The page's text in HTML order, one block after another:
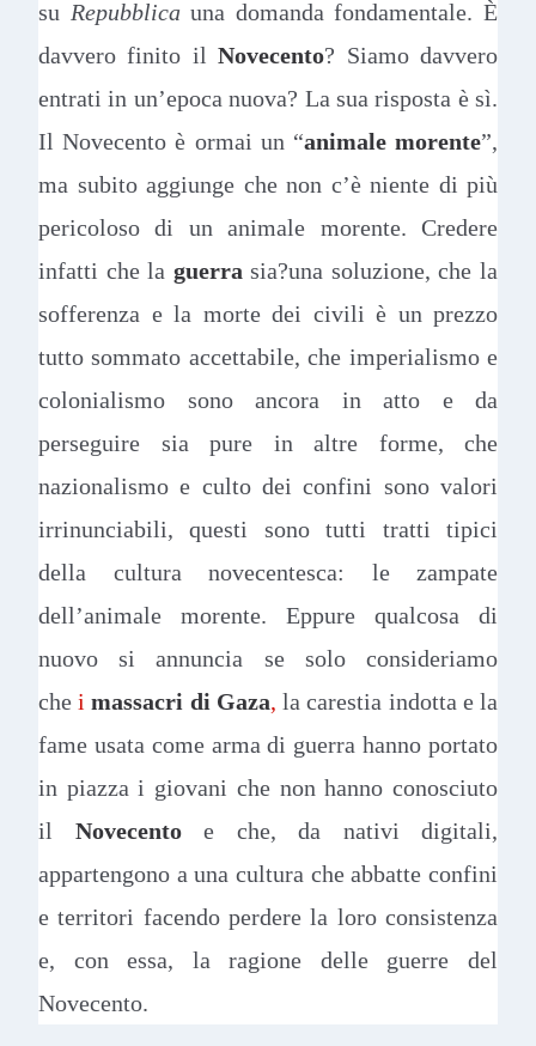
su Repubblicauna domanda fondamentale. È
davvero finito ilNovecento? Siamo davvero
entrati in un’epoca nuova? La sua risposta è sì.
Il Novecento è ormai un “animale morente”,
ma subito aggiunge che non c’è niente di più
pericoloso di un animale morente. Credere
infatti che la guerra sia?una soluzione, che la
sofferenza e la morte dei civili è un prezzo
tutto sommato accettabile, che imperialismo e
colonialismo sono ancora in atto e da
perseguire sia pure in altre forme, che
nazionalismo e culto dei confini sono valori
irrinunciabili, questi sono tutti tratti tipici
della cultura novecentesca: le zampate
dell’animale morente. Eppure qualcosa di
nuovo si annuncia se solo consideriamo
che imassacri di Gaza, la carestia indotta e la
fame usata come arma di guerra hanno portato
in piazza i giovani che non hanno conosciuto
il Novecento e che, da nativi digitali,
appartengono a una cultura che abbatte confini
e territori facendo perdere la loro consistenza
e, con essa, la ragione delle guerre del
Novecento.